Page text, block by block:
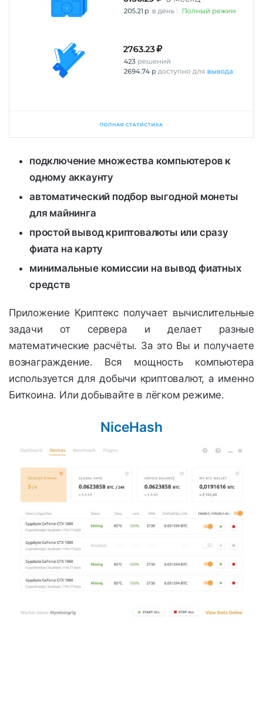
подключение множества компьютеров к
одному аккаунту
автоматический подбор выгодной монеты
для майнинга
простой вывод криптовалюты или сразу
фиата на карту
минимальные комиссии на вывод фиатных
средств
Приложение Криптекс получает вычислительные
задачи от сервера и делает разные
математические расчёты. За это Вы и получаете
вознаграждение. Вся мощность компьютера
используется для добычи криптовалют, а именно
Биткоина. Или добывайте в лёгком режиме.
NiceHash